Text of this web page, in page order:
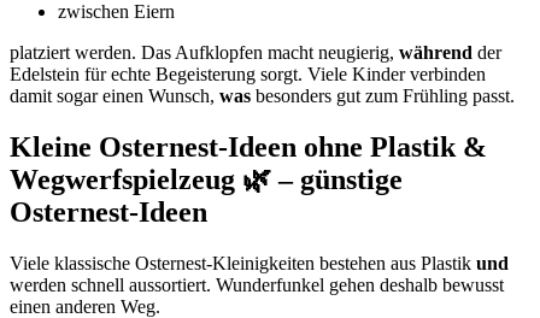
zwischen Eiern
platziert werden. Das Aufklopfen macht neugierig, während der
Edelstein für echte Begeisterung sorgt. Viele Kinder verbinden
damit sogar einen Wunsch, was besonders gut zum Frühling passt.
Kleine Osternest-Ideen ohne Plastik &
Wegwerfspielzeug 🌿 – günstige
Osternest-Ideen
Viele klassische Osternest-Kleinigkeiten bestehen aus Plastik und
werden schnell aussortiert. Wunderfunkel gehen deshalb bewusst
einen anderen Weg.